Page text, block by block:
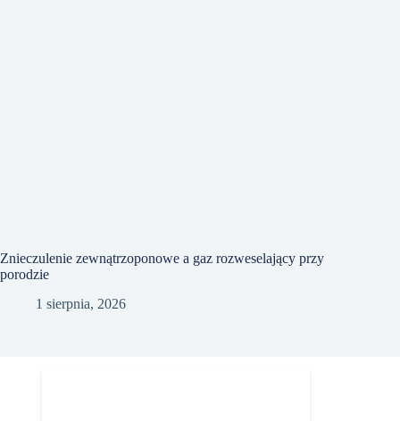
Znieczulenie zewnątrzoponowe a gaz rozweselający przy
porodzie
1 sierpnia, 2026